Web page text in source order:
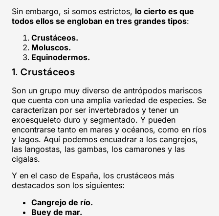
Sin embargo, si somos estrictos, lo cierto es que
todos ellos se engloban en tres grandes tipos:
Crustáceos.
Moluscos.
Equinodermos.
1. Crustáceos
Son un grupo muy diverso de antrópodos mariscos
que cuenta con una amplia variedad de especies. Se
caracterizan por ser invertebrados y tener un
exoesqueleto duro y segmentado. Y pueden
encontrarse tanto en mares y océanos, como en ríos
y lagos. Aquí podemos encuadrar a los cangrejos,
las langostas, las gambas, los camarones y las
cigalas.
Y en el caso de España, los crustáceos más
destacados son los siguientes:
Cangrejo de río.
Buey de mar.